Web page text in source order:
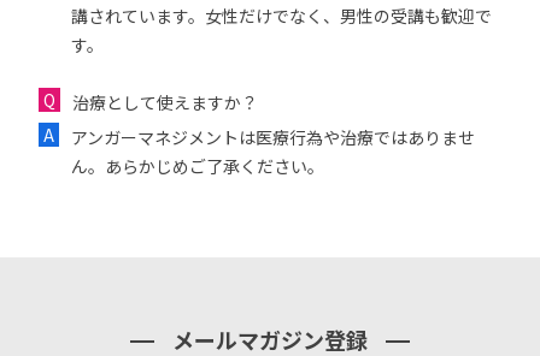
講されています。女性だけでなく、男性の受講も歓迎で
す。
治療として使えますか？
アンガーマネジメントは医療行為や治療ではありませ
ん。あらかじめご了承ください。
メールマガジン登録